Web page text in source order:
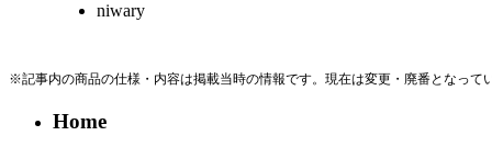
niwary
※記事内の商品の仕様・内容は掲載当時の情報です。現在は変更・廃番となって
Home